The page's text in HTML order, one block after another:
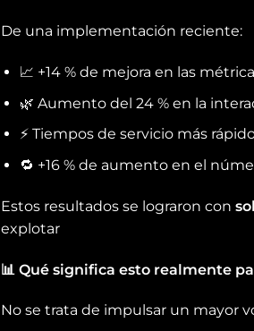
De una implementación reciente:
📈 +14 % de mejora en las
🌿 Aumento del 24 % en la
⚡ Tiempos de servicio más
🔁 +16 % de aumento en el
Estos resultados se lograron con
explotar
📊 Qué significa esto realmente
No se trata de impulsar un mayor